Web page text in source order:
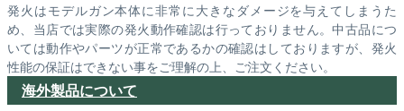
発火はモデルガン本体に非常に大きなダメージを与えてしまうた
め、当店では実際の発火動作確認は行っておりません。中古品につ
いては動作やパーツが正常であるかの確認はしておりますが、発火
性能の保証はできない事をご理解の上、ご注文ください。
海外製品について